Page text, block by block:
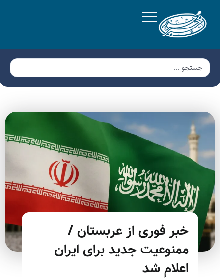
خبر فوری از عربستان /
ممنوعیت جدید برای ایران
اعلام شد